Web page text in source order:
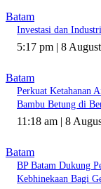
Batam
Investasi dan
5:17 pm | 8
Batam
Perkuat Ketahanan
Bambu Betung di
11:18 am | 8
Batam
BP Batam Dukung
Kebhinekaan Bagi